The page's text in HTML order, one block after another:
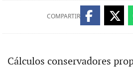
COMPARTIR
Cálculos conservadores